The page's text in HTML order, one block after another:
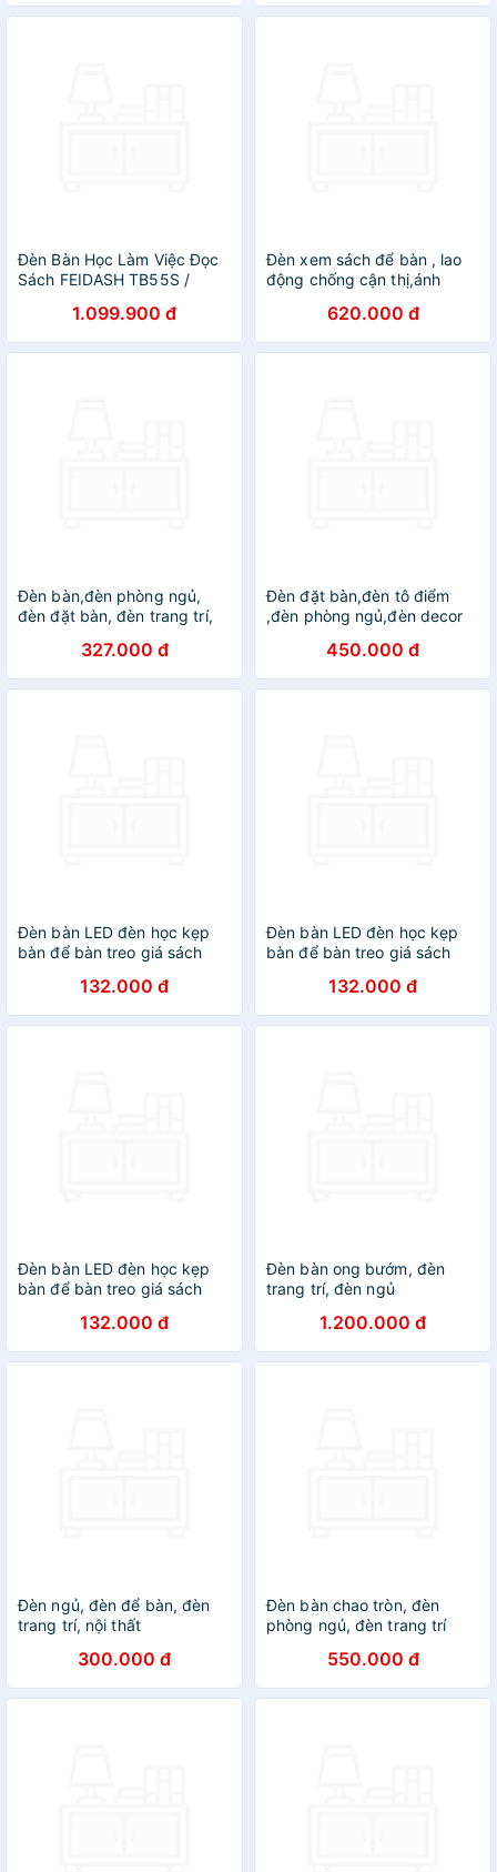
Đèn Bàn Học Làm Việc Đọc
Sách FEIDASH TB55S /
Nhiên Giúp Bảo Vệ Mắt,
Chống Cận Thị - Tích Hợp
Sạc Không Dây Cho Điện
1.099.900 đ
Đèn xem sách để bàn , lao
động chống cận thị,ánh
620.000 đ
Đèn bàn,đèn phòng ngủ,
đèn đặt bàn, đèn trang trí,
327.000 đ
Đèn đặt bàn,đèn tô điểm
,đèn phòng ngủ,đèn decor
450.000 đ
Đèn bàn LED đèn học kẹp
bàn để bàn treo giá sách
bảo vệ mắt tiết kiệm điện
chống ánh sáng xanh -
Hàng chính hãng
132.000 đ
Đèn bàn LED đèn học kẹp
bàn để bàn treo giá sách
bảo vệ mắt tiết kiệm điện
chống ánh sáng xanh -
Hàng chính hãng
132.000 đ
Đèn bàn LED đèn học kẹp
bàn để bàn treo giá sách
bảo vệ mắt tiết kiệm điện
chống ánh sáng xanh -
Hàng chính hãng
132.000 đ
Đèn bàn ong bướm, đèn
trang trí, đèn ngủ
1.200.000 đ
Đèn ngủ, đèn để bàn, đèn
trang trí, nội thất
300.000 đ
Đèn bàn chao tròn, đèn
phòng ngủ, đèn trang trí
550.000 đ